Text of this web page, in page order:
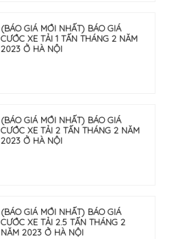
(BÁO GIÁ MỚI NHẤT) BÁO GIÁ
CƯỚC XE TẢI 1 TẤN THÁNG 2 NĂM
2023 Ở HÀ NỘI
(BÁO GIÁ MỚI NHẤT) BÁO GIÁ
CƯỚC XE TẢI 2 TẤN THÁNG 2 NĂM
2023 Ở HÀ NỘI
(BÁO GIÁ MỚI NHẤT) BÁO GIÁ
CƯỚC XE TẢI 2.5 TẤN THÁNG 2
NĂM 2023 Ở HÀ NỘI